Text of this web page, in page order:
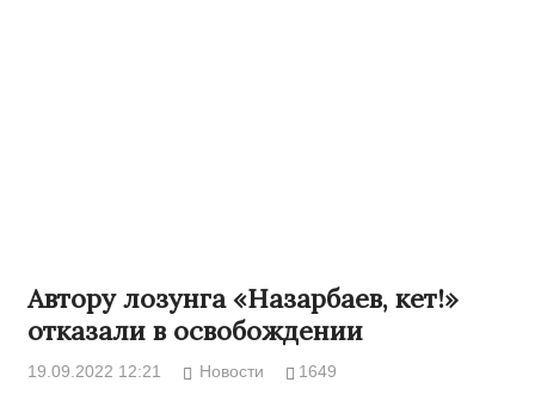
Автору лозунга «Назарбаев, кет!»
отказали в освобождении
19.09.2022 12:21 Новости 1649